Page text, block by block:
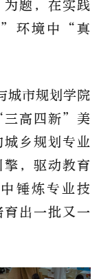
题，在实践
环境中“真
城市规划学院
三高四新”美
乡规划专业
，驱动教育
锤炼专业技
出一批又一